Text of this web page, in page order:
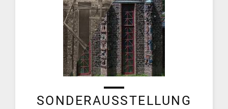
SONDERAUSSTELLUNG